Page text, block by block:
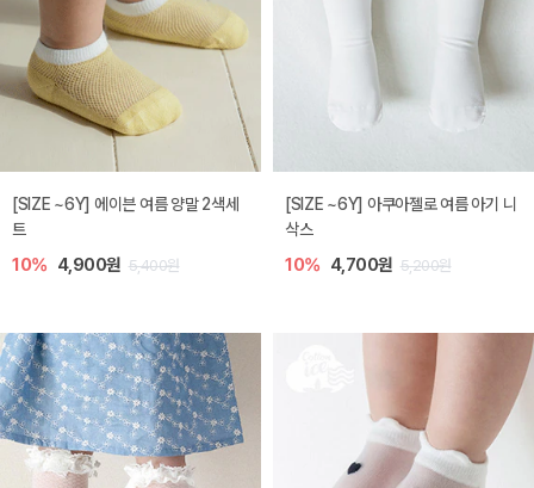
[SIZE ~6Y] 에이븐 여름 양말 2색세
트
10% 4,900원 5,400원
[SIZE ~6Y] 아쿠아젤로 여름 아기 니
삭스
10% 4,700원 5,200원